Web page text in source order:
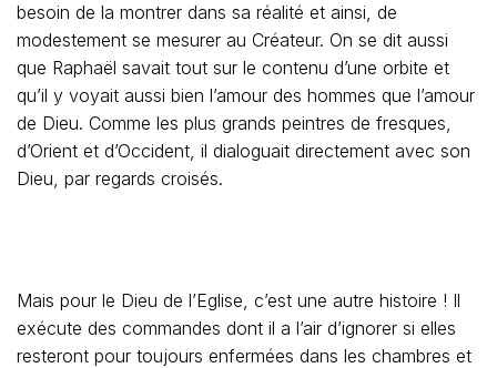
besoin de la montrer dans sa réalité et ainsi, de
modestement se mesurer au Créateur. On se dit aussi
que Raphaël savait tout sur le contenu d’une orbite et
qu’il y voyait aussi bien l’amour des hommes que l’amour
de Dieu. Comme les plus grands peintres de fresques,
d’Orient et d’Occident, il dialoguait directement avec son
Dieu, par regards croisés.
Mais pour le Dieu de l’Eglise, c’est une autre histoire ! Il
exécute des commandes dont il a l’air d’ignorer si elles
resteront pour toujours enfermées dans les chambres et